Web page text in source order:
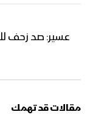
عسير: صد زحف
مقالات قد تهمك